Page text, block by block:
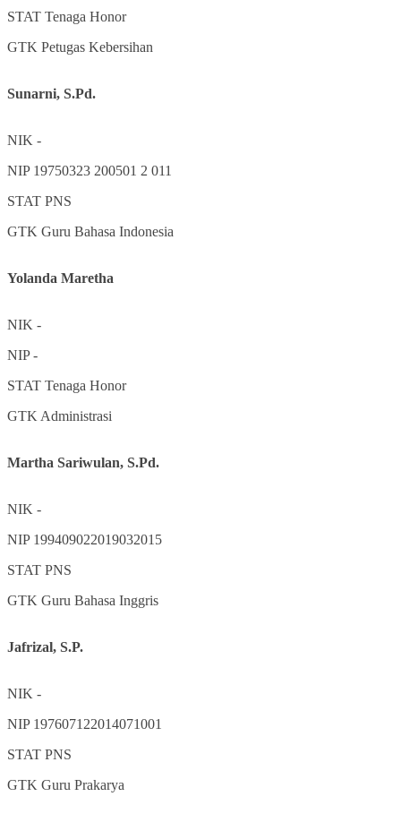
STAT Tenaga Honor
GTK Petugas Kebersihan
Sunarni, S.Pd.
NIK -
NIP 19750323 200501 2 011
STAT PNS
GTK Guru Bahasa Indonesia
Yolanda Maretha
NIK -
NIP-
STAT Tenaga Honor
GTK Administrasi
Martha Sariwulan, S.Pd.
NIK -
NIP 199409022019032015
STAT PNS
GTK Guru Bahasa Inggris
Jafrizal, S.P.
NIK -
NIP 197607122014071001
STAT PNS
GTK Guru Prakarya